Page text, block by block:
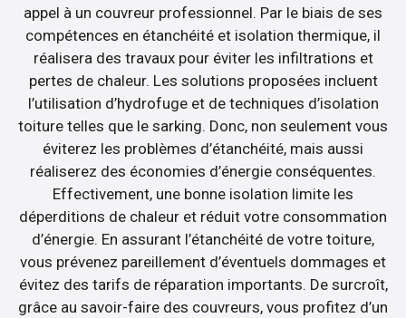
appel à un couvreur professionnel. Par le biais de ses
compétences en étanchéité et isolation thermique, il
réalisera des travaux pour éviter les infiltrations et
pertes de chaleur. Les solutions proposées incluent
l’utilisation d’hydrofuge et de techniques d’isolation
toiture telles que le sarking. Donc, non seulement vous
éviterez les problèmes d’étanchéité, mais aussi
réaliserez des économies d’énergie conséquentes.
Effectivement, une bonne isolation limite les
déperditions de chaleur et réduit votre consommation
d’énergie. En assurant l’étanchéité de votre toiture,
vous prévenez pareillement d’éventuels dommages et
évitez des tarifs de réparation importants. De surcroît,
grâce au savoir-faire des couvreurs, vous profitez d’un